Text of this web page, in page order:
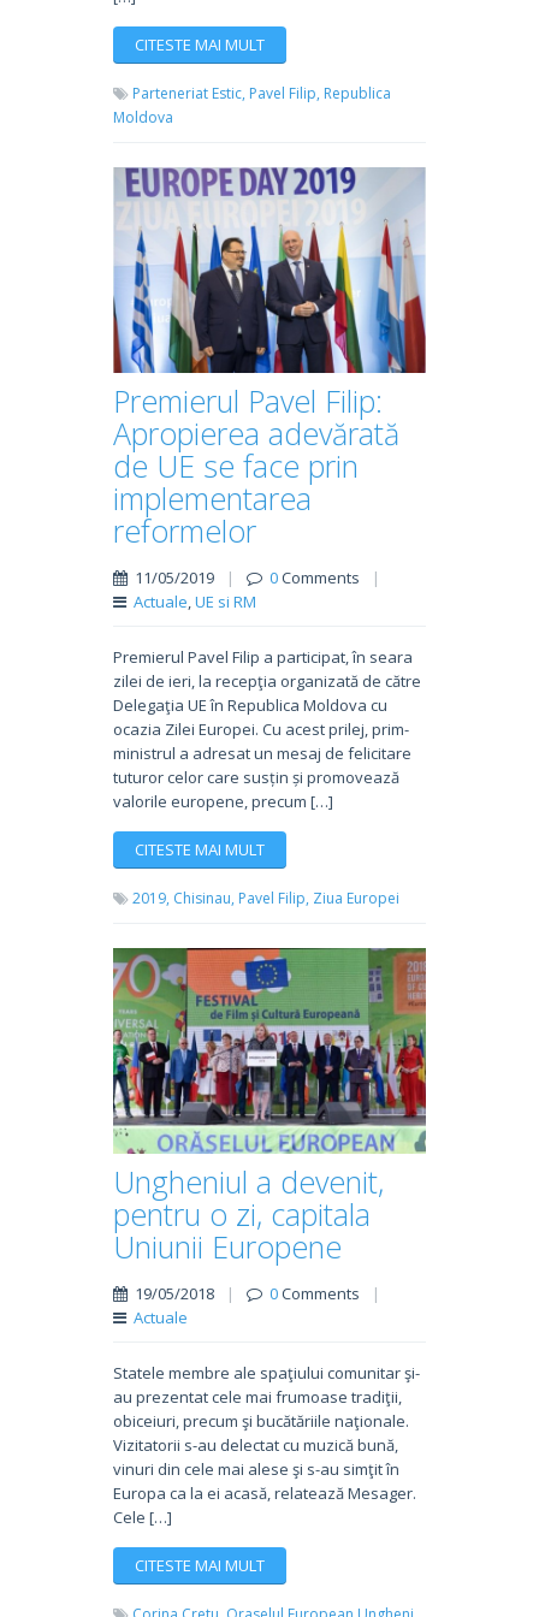
CITESTE MAI MULT
Parteneriat Estic, Pavel Filip, Republica
Moldova
Premierul Pavel Filip:
Apropierea adevărată
de UE se face prin
implementarea
reformelor
11/05/2019 | 0Comments
|
Actuale,UE si RM
Premierul Pavel Filip a participat, în seara
zilei de ieri, la recepţia organizată de către
Delegaţia UE în Republica Moldova cu
ocazia Zilei Europei. Cu acest prilej, prim-
ministrul a adresat un mesaj de felicitare
tuturor celor care susțin și promovează
valorile europene, precum […]
CITESTE MAI MULT
2019, Chisinau, Pavel Filip, Ziua Europei
Ungheniul a devenit,
pentru o zi, capitala
Uniunii Europene
19/05/2018 | 0Comments
|
Actuale
Statele membre ale spaţiului comunitar şi-
au prezentat cele mai frumoase tradiţii,
obiceiuri, precum şi bucătăriile naţionale.
Vizitatorii s-au delectat cu muzică bună,
vinuri din cele mai alese şi s-au simţit în
Europa ca la ei acasă, relatează Mesager.
Cele […]
CITESTE MAI MULT